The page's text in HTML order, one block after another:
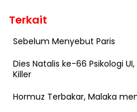
Terkait
Sebelum Menyebut Paris
Dies Natalis ke-66 Psikologi
Killer
Hormuz Terbakar, Malaka